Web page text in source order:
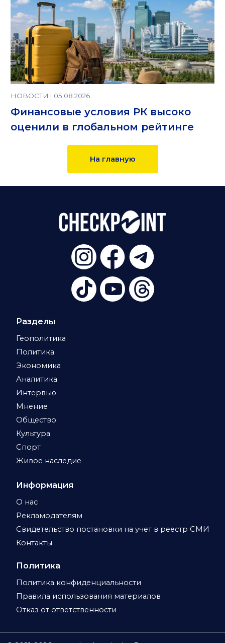
НОВОСТИ | 05.08.2026
Финансовые условия РК высоко
оценили в глобальном рейтинге
На главную
Разделы
Геополитика
Политика
Экономика
Аналитика
Интервью
Мнение
Общество
Культура
Спорт
Живое наследие
Информация
О нас
Рекламодателям
Свидетельство постановки на учет в реестр СМИ
Контакты
Политика
Политика конфиденциальности
Правила использования материалов
Отказ от ответственности